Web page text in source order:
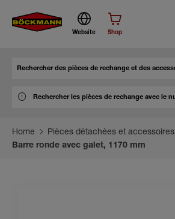
Website Shop
Home
Pièces détachées et accessoires
Barre ronde avec galet, 1170 mm